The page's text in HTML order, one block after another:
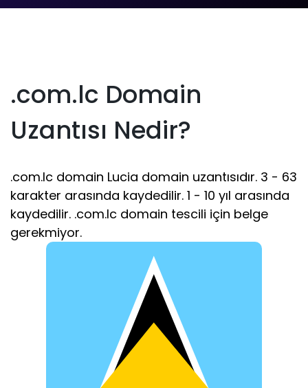
.com.lc Domain
Uzantısı Nedir?
.com.lc domain Lucia domain uzantısıdır. 3 - 63
karakter arasında kaydedilir. 1 - 10 yıl arasında
kaydedilir. .com.lc domain tescili için belge
gerekmiyor.